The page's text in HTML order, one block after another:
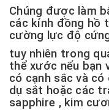
Chúng được làm
các kính đồng hồ
cường lực độ
tuy nhiên trong
thể xước nếu bạn
có cạnh sắc và
dụ sắt hoặc các
sapphire , kim